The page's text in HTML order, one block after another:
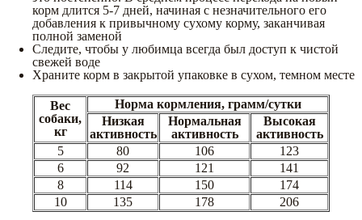
корм длится 5-7 дней, начиная с незначительного его
добавления к привычному сухому корму, заканчивая
полной заменой
Следите, чтобы у любимца всегда был доступ к чистой
свежей воде
Храните корм в закрытой упаковке в сухом, темном месте
Вес
собаки,
кг
Норма кормления, грамм/сутки
Низкая
активность
Нормальная
активность
Высокая
активность
5
80 106
123
6
92 121
141
8
114 150
174
10
135 178 206